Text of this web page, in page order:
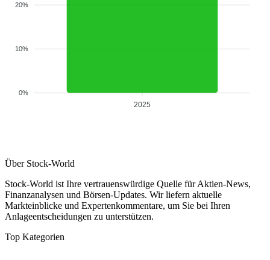
20%
10%
0%
2025
Über Stock-World
Stock-World ist Ihre vertrauenswürdige Quelle für Aktien-News,
Finanzanalysen und Börsen-Updates. Wir liefern aktuelle
Markteinblicke und Expertenkommentare, um Sie bei Ihren
Anlageentscheidungen zu unterstützen.
Top Kategorien